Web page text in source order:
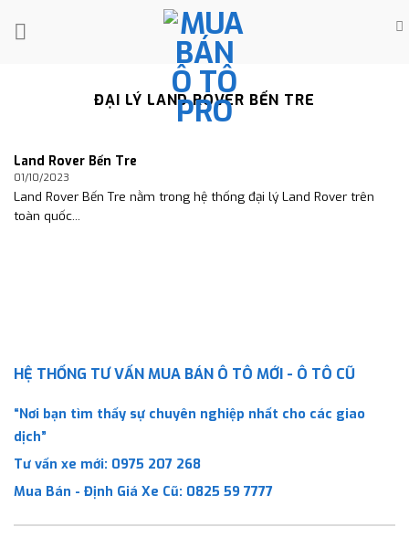
ĐẠI LÝ LAND ROVER BẾN TRE
Land Rover Bến Tre
01/10/2023
Land Rover Bến Tre nằm trong hệ thống đại lý Land Rover trên
toàn quốc...
HỆ THỐNG TƯ VẤN MUA BÁN Ô TÔ MỚI - Ô TÔ CŨ
“Nơi bạn tìm thấy sự chuyên nghiệp nhất cho các giao
dịch”
Tư vấn xe mới: 0975 207 268
Mua Bán - Định Giá Xe Cũ: 0825 59 7777